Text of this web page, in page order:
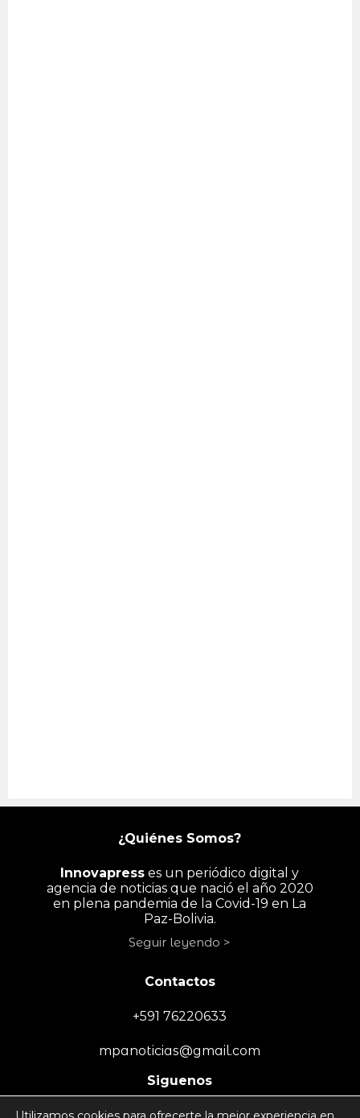
¿Quiénes Somos?
Innovapress es un periódico digital y
agencia de noticias que nació el año 2020
en plena pandemia de la Covid-19 en La
Paz-Bolivia.
Seguir leyendo >
Contactos
+591 76220633
mpanoticias@gmail.com
Siguenos